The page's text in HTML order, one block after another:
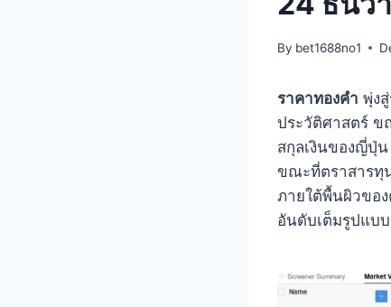
By bet1688no1
ราคาทองคำ พุ่ง
ประวัติศาสตร์ ข
สกุลเงินของญี่ปุ่
ขณะที่ตราสารทุ
ภายใต้พื้นผิวขอ
อันดับเต็มรูปแบ